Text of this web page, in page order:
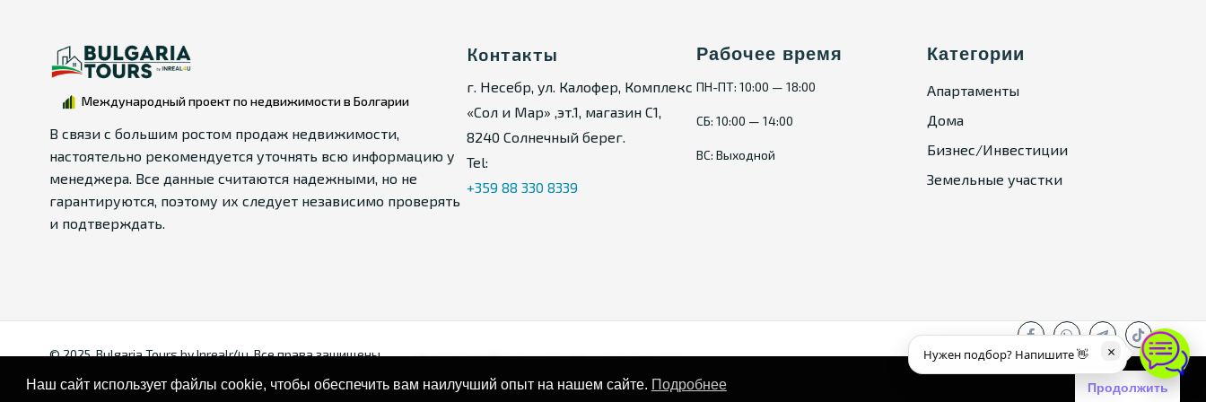
Международный проект по недвижимости в Болгарии
В связи с большим ростом продаж недвижимости,
настоятельно рекомендуется уточнять всю информацию у
менеджера. Все данные считаются надежными, но не
гарантируются, поэтому их следует независимо проверять
и подтверждать.
Контакты
г. Несебр, ул. Калофер, Комплекс
«Сол и Мар» ,эт.1, магазин С1,
8240 Солнечный берег.
Tel:
+359 88 330 8339
Рабочее время
ПН-ПТ: 10:00 — 18:00
СБ: 10:00 — 14:00
ВС: Выходной
Категории
Апартаменты
Дома
Бизнес/Инвестиции
Земельные участки
© 2025. Bulgaria Tours by Inrealr4u. Все права зашищены. Карта сайтаПолитика конфиденциальности ×
Нужен подбор? Напишите 👋
Наш сайт использует файлы cookie, чтобы обеспечить вам наилучший опыт на нашем сайте. Подробнее Продолжить